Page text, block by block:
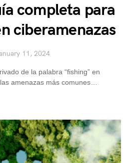
completa para
ciberamenazas
11, 2024
de la palabra “fishing” en
amenazas más comunes…